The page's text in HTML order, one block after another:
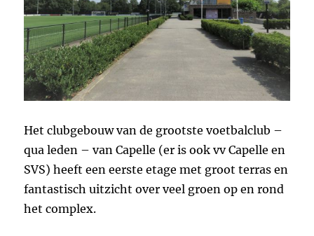
Het clubgebouw van de grootste voetbalclub –
qua leden – van Capelle (er is ook vv Capelle en
SVS) heeft een eerste etage met groot terras en
fantastisch uitzicht over veel groen op en rond
het complex.